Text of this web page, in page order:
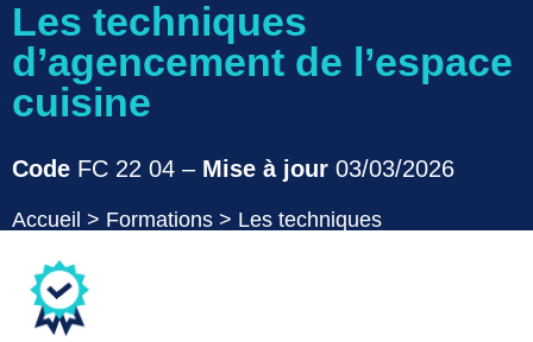
Les techniques
d’agencement de l’espace
cuisine
Code FC 22 04 – Mise à jour 03/03/2026
Accueil > Formations > Les techniques